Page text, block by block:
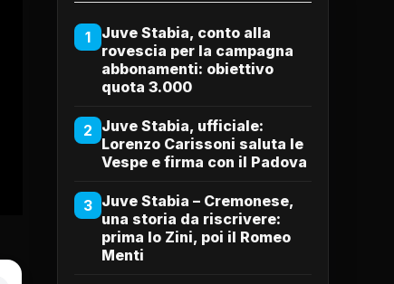
1
Juve Stabia, conto alla
rovescia per la campagna
abbonamenti: obiettivo
quota 3.000
2 Juve Stabia, ufficiale:
Lorenzo Carissoni saluta le
Vespe e firma con il Padova
3 Juve Stabia – Cremonese,
una storia da riscrivere:
prima lo Zini, poi il Romeo
Menti